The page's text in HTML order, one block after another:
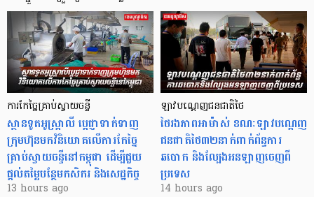
ការកែច្នៃគ្រាប់ស្វាយចន្ទី
ស្ថានទូតអូស្ត្រាលី ប្តេជ្ញាទាក់ទាញ
ក្រុមហ៊ុនមក​វិនិយោគលើការកែច្នៃ
គ្រាប់ស្វាយចន្ទីនៅកម្ពុជា ដើម្បីជួយ
ផ្តល់តម្លៃបន្ថែមកសិករ និងសេដ្ឋកិច្ច
13 hours ago
ឡាវបណ្តេញជនជាតិថៃ
ថៃរងភាពអាម៉ាស់ ខណៈឡាវបណ្តេញ
ជនជាតិថៃ៣២នាក់ពាក់ព័ន្ធការ
ឆបោក និងល្បែងអនឡាញចេញពី
ប្រទេស
14 hours ago